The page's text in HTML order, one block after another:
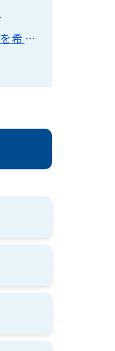
老人ホーム等への入所を希望されるかたへ